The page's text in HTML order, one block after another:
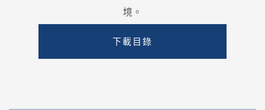
境。
下載目錄